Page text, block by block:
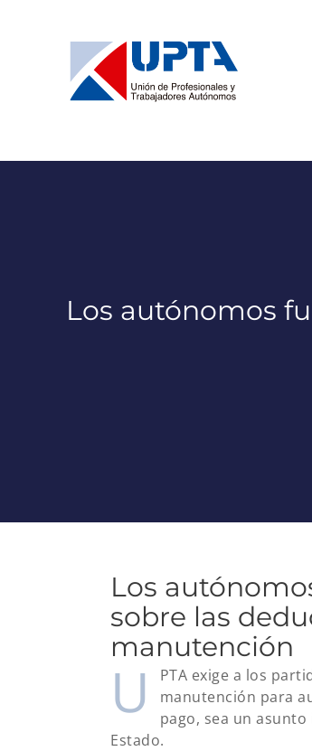
Los autónomos
Los
sobre las
manutención
U
PTA exige a los
manutención para
pago, sea un
Estado.